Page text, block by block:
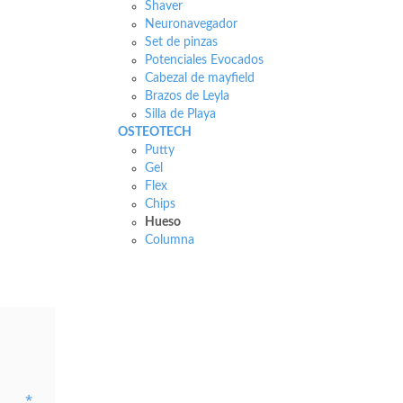
*
Shaver
Neuronavegador
Set de pinzas
Potenciales Evocados
Cabezal de mayfield
Brazos de Leyla
Silla de Playa
OSTEOTECH
Putty
Gel
Flex
Chips
Hueso
Columna